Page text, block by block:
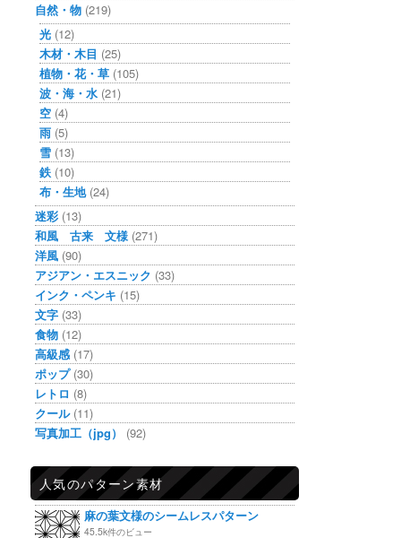
自然・物 (219)
光 (12)
木材・木目 (25)
植物・花・草 (105)
波・海・水 (21)
空 (4)
雨 (5)
雪 (13)
鉄 (10)
布・生地(24)
迷彩 (13)
和風 古来 文様 (271)
洋風 (90)
アジアン・エスニック (33)
インク・ペンキ (15)
文字 (33)
食物 (12)
高級感 (17)
ポップ(30)
レトロ (8)
クール(11)
写真加工（jpg）
(92)
人気のパターン素材
麻の葉文様のシームレスパターン
45.5k件のビュー